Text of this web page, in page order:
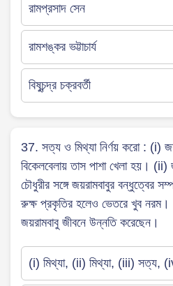
রামপ্রসাদ সেন
রামশঙ্কর ভট্টাচার্য
বিষুচন্দ্র চক্রবর্তী
37. সত্য ও মিথ্যা নির্ণয় করো : (i)
বিকেলবেলায় তাস পাশা খেলা হয়। (ii)
চৌধুরীর সঙ্গে জয়রামবাবুর বন্ধুত্বের
রুক্ষ প্রকৃতির হলেও ভেতরে খুব নরম।
জয়রামবাবু জীবনে উন্নতি করেছেন।
(i) মিথ্যা, (ii) মিথ্যা, (iii) সত্য,